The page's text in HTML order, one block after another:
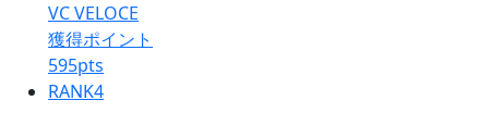
VC VELOCE
獲得ポイント
595pts
RANK4